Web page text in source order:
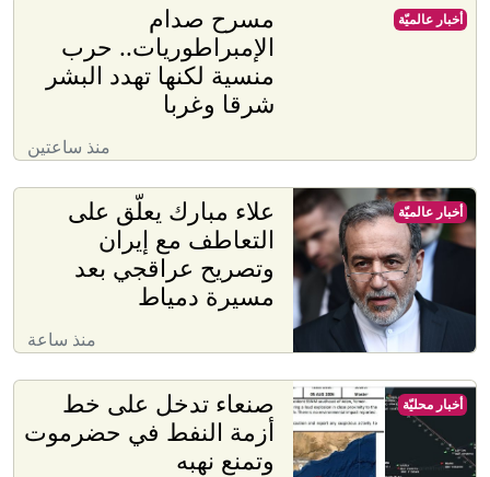
مسرح صدام
الإمبراطوريات.. حرب
منسية لكنها تهدد البشر
شرقا وغربا
منذ ساعتين
أخبار عالميّة
علاء مبارك يعلّق على
التعاطف مع إيران
وتصريح عراقجي بعد
مسيرة دمياط
منذ ساعة
أخبار عالميّة
صنعاء تدخل على خط
أزمة النفط في حضرموت
وتمنع نهبه
أخبار محليّة